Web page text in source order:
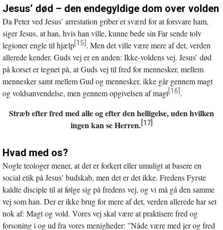
Jesus’ død – den endegyldige dom over volden
Da Peter ved Jesus’ arrestation griber et sværd for at forsvare ham,
siger Jesus, at han, hvis han ville, kunne bede sin Far sende tolv
legioner engle til hjælp [15] . Men det ville være mere af det, verden
allerede kender. Guds vej er en anden: Ikke-voldens vej. Jesus’ død
på korset er tegnet på, at Guds vej til fred for mennesker, mellem
mennesker samt mellem Gud og mennesker, ikke går gennem magt
og voldsanvendelse, men gennem opgivelsen af magt [16] .
Stræb efter fred med alle og efter den helligelse, uden hvilken
ingen kan se Herren. [17]
Hvad med os?
Nogle teologer mener, at det er forkert eller umuligt at basere en
social etik på Jesus’ budskab, men det er det ikke. Fredens Fyrste
kaldte disciple til at følge sig på fredens vej, og vi må gå den samme
vej som han. Der er ikke brug for mere af det, verden allerede har set
nok af: Magt og vold. Vores vej skal være at praktisere fred og
forsoning i og ud fra vores menigheder: ”Nåde være med jer og fred